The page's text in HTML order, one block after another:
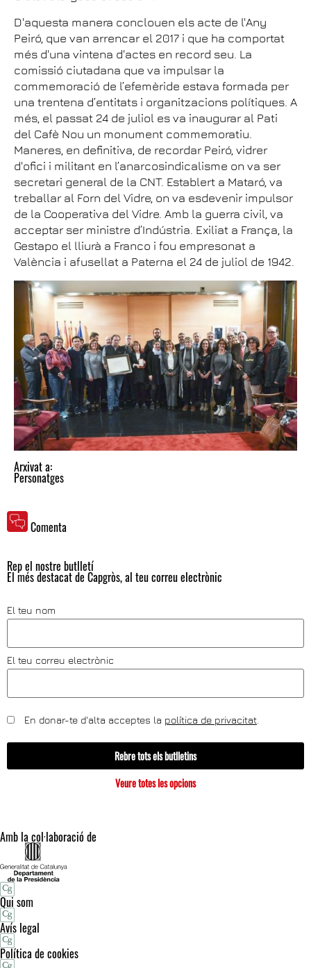
D'aquesta manera conclouen els acte de l'Any
Peiró, que van arrencar el 2017 i que ha comportat
més d'una vintena d'actes en record seu. La
comissió ciutadana que va impulsar la
commemoració de l’efemèride estava formada per
una trentena d’entitats i organitzacions polítiques. A
més, el passat 24 de juliol es va inaugurar al Pati
del Cafè Nou un monument commemoratiu.
Maneres, en definitiva, de recordar Peiró, vidrer
d'ofici i militant en l’anarcosindicalisme on va ser
secretari general de la CNT. Establert a Mataró, va
treballar al Forn del Vidre, on va esdevenir impulsor
de la Cooperativa del Vidre. Amb la guerra civil, va
acceptar ser ministre d’Indústria. Exiliat a França, la
Gestapo el lliurà a Franco i fou empresonat a
València i afusellat a Paterna el 24 de juliol de 1942.
Arxivat a:
Personatges
Comenta
Rep el nostre butlletí
El més destacat de Capgròs, al teu correu electrònic
El teu nom
El teu correu electrònic
En donar-te d'alta acceptes la política de privacitat
Rebre tots els butlletins
Veure totes les opcions
Amb la col·laboració de
Qui som
Avís legal
Política de cookies